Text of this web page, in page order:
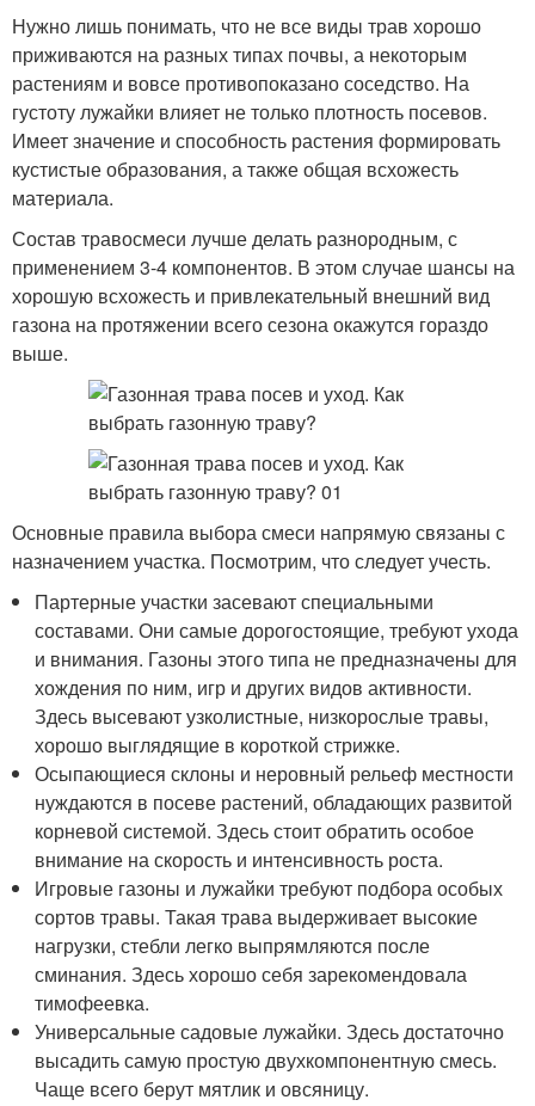
Нужно лишь понимать, что не все виды трав хорошо
приживаются на разных типах почвы, а некоторым
растениям и вовсе противопоказано соседство. На
густоту лужайки влияет не только плотность посевов.
Имеет значение и способность растения формировать
кустистые образования, а также общая всхожесть
материала.
Состав травосмеси лучше делать разнородным, с
применением 3-4 компонентов. В этом случае шансы на
хорошую всхожесть и привлекательный внешний вид
газона на протяжении всего сезона окажутся гораздо
выше.
Основные правила выбора смеси напрямую связаны с
назначением участка. Посмотрим, что следует учесть.
Партерные участки засевают специальными
составами. Они самые дорогостоящие, требуют ухода
и внимания. Газоны этого типа не предназначены для
хождения по ним, игр и других видов активности.
Здесь высевают узколистные, низкорослые травы,
хорошо выглядящие в короткой стрижке.
Осыпающиеся склоны и неровный рельеф местности
нуждаются в посеве растений, обладающих развитой
корневой системой. Здесь стоит обратить особое
внимание на скорость и интенсивность роста.
Игровые газоны и лужайки требуют подбора особых
сортов травы. Такая трава выдерживает высокие
нагрузки, стебли легко выпрямляются после
сминания. Здесь хорошо себя зарекомендовала
тимофеевка.
Универсальные садовые лужайки. Здесь достаточно
высадить самую простую двухкомпонентную смесь.
Чаще всего берут мятлик и овсяницу.